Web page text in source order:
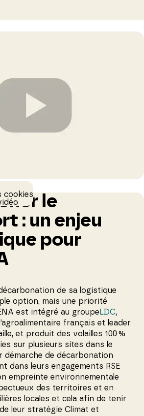
cookies
le
: un enjeu
pour
de sa logistique
option, mais une priorité
est intégré au groupe LDC,
français et leader
et produit des volailles 100 %
sur plusieurs sites dans le
démarche de décarbonation
dans leurs engagements RSE
empreinte environnementale
des territoires et en
locales et cela afin de tenir
leur stratégie Climat et